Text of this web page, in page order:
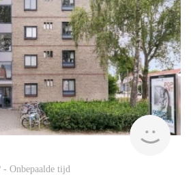
- Onbepaalde tijd